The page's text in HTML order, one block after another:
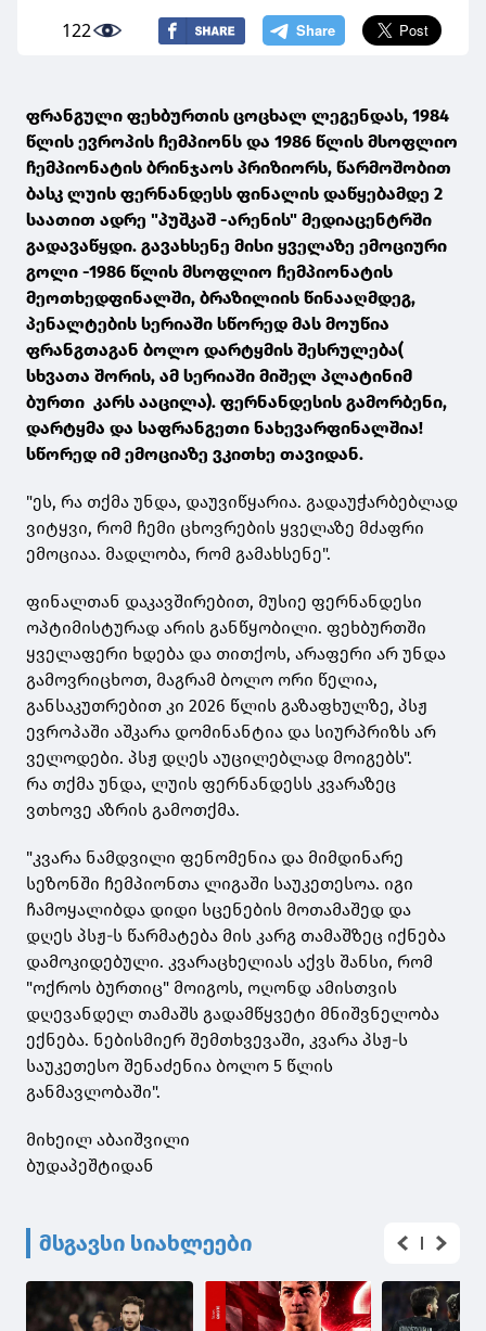
122
ფრანგული ფეხბურთის ცოცხალ ლეგენდას, 1984
წლის ევროპის ჩემპიონს და 1986 წლის მსოფლიო
ჩემპიონატის ბრინჯაოს პრიზიორს, წარმოშობით
ბასკ ლუის ფერნანდესს ფინალის დაწყებამდე 2
საათით ადრე "პუშკაშ -არენის" მედიაცენტრში
გადავაწყდი. გავახსენე მისი ყველაზე ემოციური
გოლი -1986 წლის მსოფლიო ჩემპიონატის
მეოთხედფინალში, ბრაზილიის წინააღმდეგ,
პენალტების სერიაში სწორედ მას მოუწია
ფრანგთაგან ბოლო დარტყმის შესრულება(
სხვათა შორის, ამ სერიაში მიშელ პლატინიმ
ბურთი კარს ააცილა). ფერნანდესის გამორბენი,
დარტყმა და საფრანგეთი ნახევარფინალშია!
სწორედ იმ ემოციაზე ვკითხე თავიდან.
"ეს, რა თქმა უნდა, დაუვიწყარია. გადაუჭარბებლად
ვიტყვი, რომ ჩემი ცხოვრების ყველაზე მძაფრი
ემოციაა. მადლობა, რომ გამახსენე".
ფინალთან დაკავშირებით, მუსიე ფერნანდესი
ოპტიმისტურად არის განწყობილი. ფეხბურთში
ყველაფერი ხდება და თითქოს, არაფერი არ უნდა
გამოვრიცხოთ, მაგრამ ბოლო ორი წელია,
განსაკუთრებით კი 2026 წლის გაზაფხულზე, პსჟ
ევროპაში აშკარა დომინანტია და სიურპრიზს არ
ველოდები. პსჟ დღეს აუცილებლად მოიგებს".
რა თქმა უნდა, ლუის ფერნანდესს კვარაზეც
ვთხოვე აზრის გამოთქმა.
"კვარა ნამდვილი ფენომენია და მიმდინარე
სეზონში ჩემპიონთა ლიგაში საუკეთესოა. იგი
ჩამოყალიბდა დიდი სცენების მოთამაშედ და
დღეს პსჟ-ს წარმატება მის კარგ თამაშზეც იქნება
დამოკიდებული. კვარაცხელიას აქვს შანსი, რომ
"ოქროს ბურთიც" მოიგოს, ოღონდ ამისთვის
დღევანდელ თამაშს გადამწყვეტი მნიშვნელობა
ექნება. ნებისმიერ შემთხვევაში, კვარა პსჟ-ს
საუკეთესო შენაძენია ბოლო 5 წლის
განმავლობაში".
მიხეილ აბაიშვილი
ბუდაპეშტიდან
მსგავსი სიახლეები